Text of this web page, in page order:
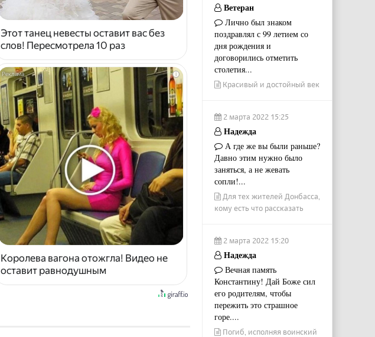
Этот танец невесты оставит вас без
слов! Пересмотрела 10 раз
i
Королева вагона отожгла! Видео не
оставит равнодушным
Ветеран
Лично был знаком
поздравлял с 99 летием со
дня рождения и
договорились отметить
столетия...
Красивый и достойный век
2 марта 2022 15:25
Надежда
А где же вы были раньше?
Давно этим нужно было
заняться, а не жевать
сопли!...
Для тех жителей Донбасса,
кому есть что рассказать
2 марта 2022 15:20
Надежда
Вечная память
Константину! Дай Боже сил
его родителям, чтобы
пережить это страшное
горе....
Погиб, исполняя воинский